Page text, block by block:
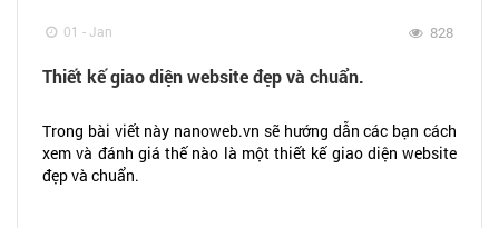
01 - Jan 828
Thiết kế giao diện website đẹp và chuẩn.
Trong bài viết này nanoweb.vn sẽ hướng dẫn các bạn cách
xem và đánh giá thế nào là một thiết kế giao diện website
đẹp và chuẩn.